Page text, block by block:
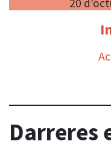
20
Darreres